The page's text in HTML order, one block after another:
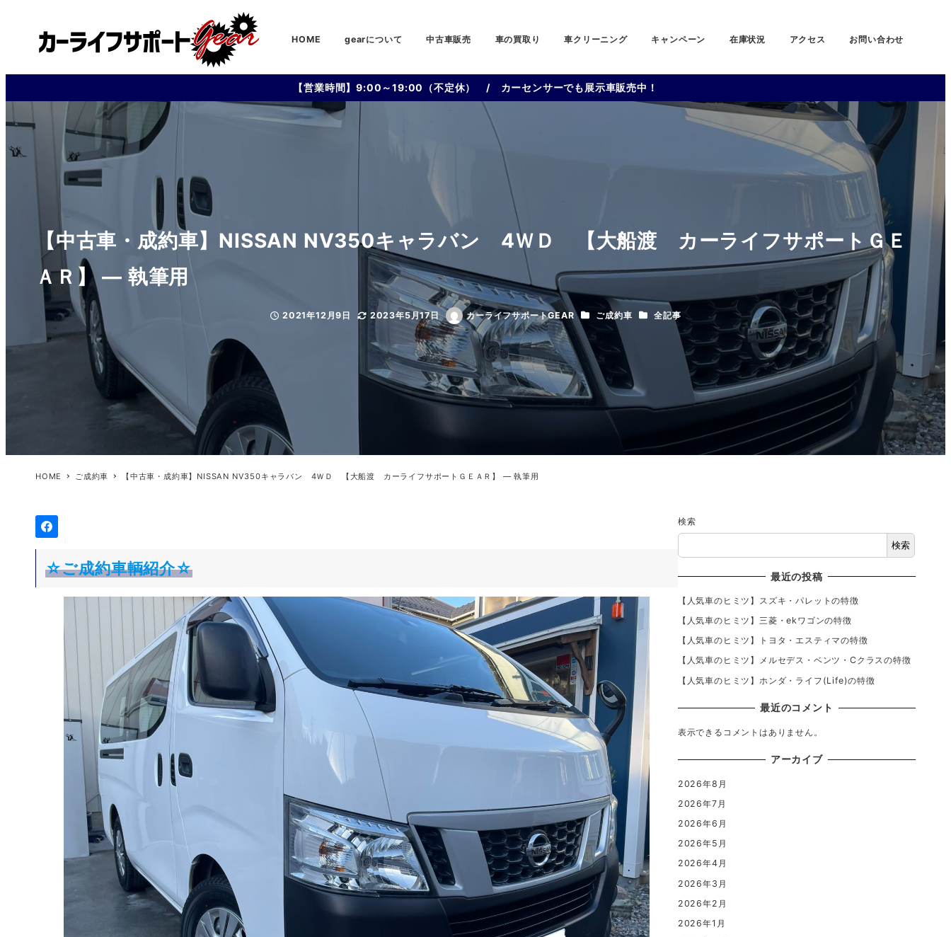
HOME gearについて 中古車販売 車の買取り 車クリーニング キャンペーン 在庫状況 アクセス お問い合わせ
【営業時間】9:00～19:00（不定休） / カーセンサーでも展示車販売中！
【中古車・成約車】NISSAN NV350キャラバン 4ＷＤ 【大船渡 カーライフサポートＧＥ
ＡＲ】 — 執筆用
投稿日
2021年12月9日
更新日
2023年5月17日
著
者
カーライフサポートGEAR カテゴリー
ご成約車 カテゴリー
全記事
HOME ご成約車 【中古車・成約車】NISSAN NV350キャラバン 4ＷＤ 【大船渡 カーライフサポートＧＥＡＲ】 — 執筆用
☆ご成約車輌紹介☆
検索
検索
最近の投稿
【人気車のヒミツ】スズキ・パレットの特徴
【人気車のヒミツ】三菱・ekワゴンの特徴
【人気車のヒミツ】トヨタ・エスティマの特徴
【人気車のヒミツ】メルセデス・ベンツ・Cクラスの特徴
【人気車のヒミツ】ホンダ・ライフ(Life)の特徴
最近のコメント
表示できるコメントはありません。
アーカイブ
2026年8月
2026年7月
2026年6月
2026年5月
2026年4月
2026年3月
2026年2月
2026年1月